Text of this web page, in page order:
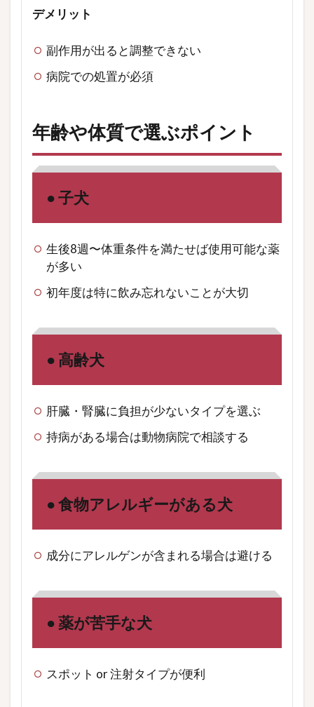
デメリット
副作用が出ると調整できない
病院での処置が必須
年齢や体質で選ぶポイント
● 子犬
生後8週〜体重条件を満たせば使用可能な薬
が多い
初年度は特に飲み忘れないことが大切
● 高齢犬
肝臓・腎臓に負担が少ないタイプを選ぶ
持病がある場合は動物病院で相談する
● 食物アレルギーがある犬
成分にアレルゲンが含まれる場合は避ける
● 薬が苦手な犬
スポット or 注射タイプが便利